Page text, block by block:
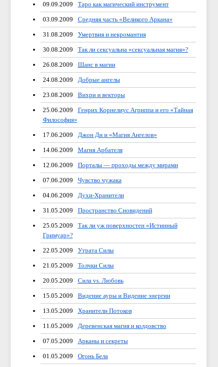
09.09.2009 Таро как магический инструмент
03.09.2009 Средняя часть «Великого Аркана»
31.08.2009 Умертвия и некромантия
30.08.2009 Так ли сексуальна «сексуальная магия»?
26.08.2009 Шанс в магии
24.08.2009 Добрые ангелы
23.08.2009 Вихри и векторы
25.06.2009
Генрих Корнелиус Агриппа и его «Тайная
Философия»
17.06.2009 Джон Ди и «Магия Ангелов»
14.06.2009 Магия Арбателя
12.06.2009 Порталы — проходы между мирами
07.06.2009 Чувство чужака
04.06.2009 Духи-Хранители
31.05.2009 Пространство Сновидений
25.05.2009
Так ли уж поверхностен «Истинный
Гримуар»?
22.05.2009 Утрата Силы
21.05.2009 Толчки Силы
20.05.2009 Сила vs. Любовь
15.05.2009 Видение ауры и Видение энергии
13.05.2009 Хранители Потоков
11.05.2009 Деревенская магия и колдовство
07.05.2009 Арканы и секреты
01.05.2009 Огонь Бела